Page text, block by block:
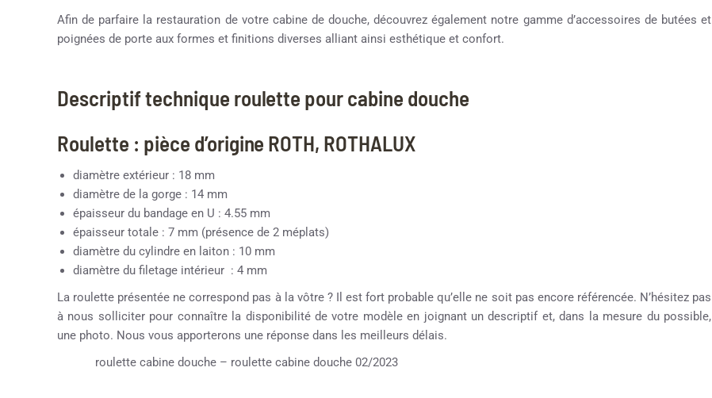
Afin de parfaire la restauration de votre cabine de douche, découvrez également notre gamme d’accessoires de butées et
poignées de porte aux formes et finitions diverses alliant ainsi esthétique et confort.
Descriptif technique roulette pour cabine douche
Roulette : pièce d’origine ROTH, ROTHALUX
diamètre extérieur : 18 mm
diamètre de la gorge : 14 mm
épaisseur du bandage en U : 4.55 mm
épaisseur totale : 7 mm (présence de 2 méplats)
diamètre du cylindre en laiton : 10 mm
diamètre du filetage intérieur : 4 mm
La roulette présentée ne correspond pas à la vôtre ? Il est fort probable qu’elle ne soit pas encore référencée. N’hésitez pas
à nous solliciter pour connaître la disponibilité de votre modèle en joignant un descriptif et, dans la mesure du possible,
une photo. Nous vous apporterons une réponse dans les meilleurs délais.
roulette cabine douche – roulette cabine douche 02/2023